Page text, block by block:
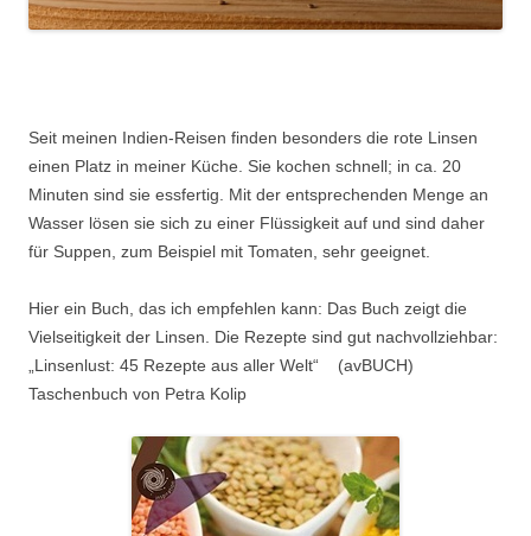
Seit meinen Indien-Reisen finden besonders die rote Linsen
einen Platz in meiner Küche. Sie kochen schnell; in ca. 20
Minuten sind sie essfertig. Mit der entsprechenden Menge an
Wasser lösen sie sich zu einer Flüssigkeit auf und sind daher
für Suppen, zum Beispiel mit Tomaten, sehr geeignet.
Hier ein Buch, das ich empfehlen kann: Das Buch zeigt die
Vielseitigkeit der Linsen. Die Rezepte sind gut nachvollziehbar:
„Linsenlust: 45 Rezepte aus aller Welt“ (avBUCH)
Taschenbuch von Petra Kolip